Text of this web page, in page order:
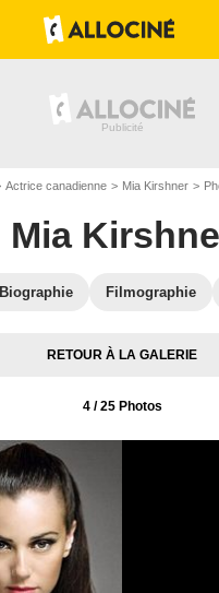
Actrice canadienne Mia Kirshner
Mia
Biographie Filmographie
RETOUR À LA GALERIE
4/ 25 Photos